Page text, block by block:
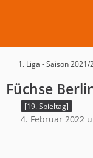
1. Liga - Saison 2021/
Füchse
[19. Spieltag]
4. Februar 2022